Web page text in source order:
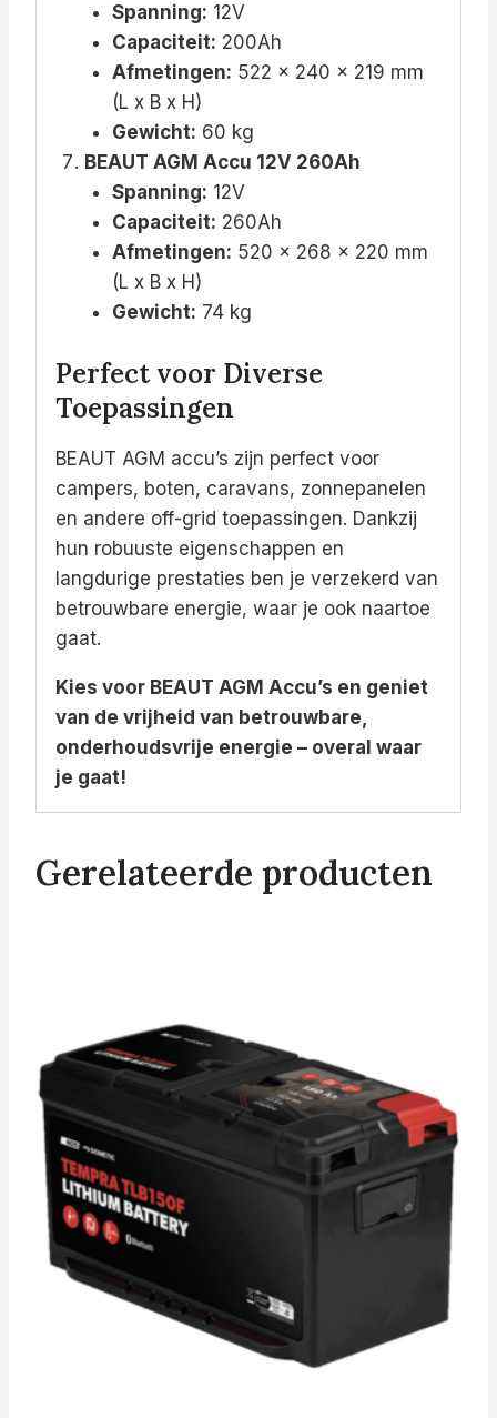
Spanning: 12V
Capaciteit: 200Ah
Afmetingen: 522 x 240 x 219 mm
(L x B x H)
Gewicht: 60 kg
BEAUT AGM Accu 12V 260Ah
Spanning: 12V
Capaciteit: 260Ah
Afmetingen: 520 x 268 x 220 mm
(L x B x H)
Gewicht: 74 kg
Perfect voor Diverse
Toepassingen
BEAUT AGM accu’s zijn perfect voor
campers, boten, caravans, zonnepanelen
en andere off-grid toepassingen. Dankzij
hun robuuste eigenschappen en
langdurige prestaties ben je verzekerd van
betrouwbare energie, waar je ook naartoe
gaat.
Kies voor BEAUT AGM Accu’s en geniet
van de vrijheid van betrouwbare,
onderhoudsvrije energie – overal waar
je gaat!
Gerelateerde producten